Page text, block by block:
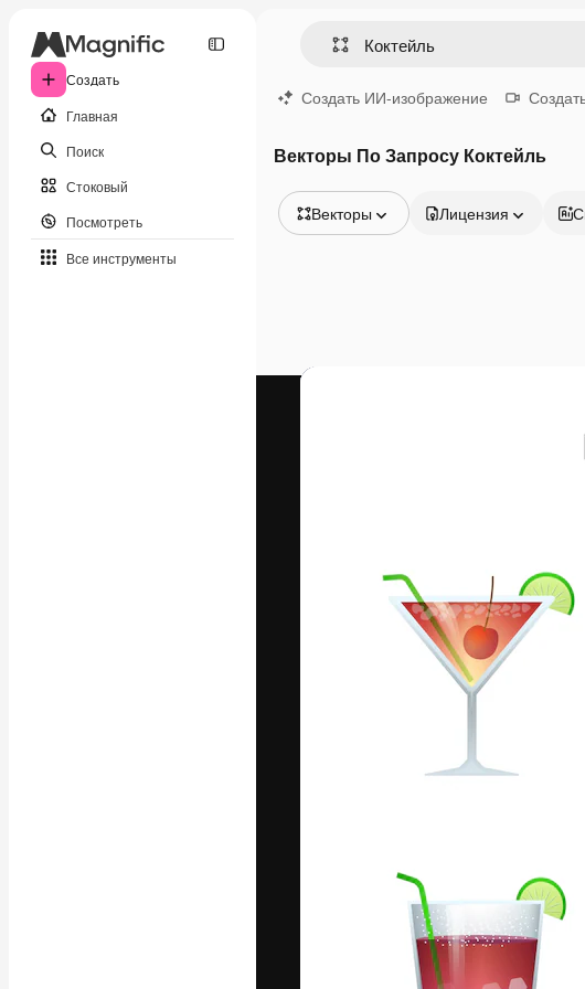
Создать
Главная
Поиск
Стоковый
Посмотреть
Все инструменты
Создать ИИ-изображение
Векторы По Запросу Коктейль
Векторы
Видео
Лицензия
предприятий, агентств и
Pусский